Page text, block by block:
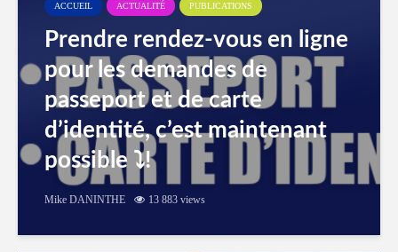
ACCUEIL ACTUALITÉ PUBLICATIONS
Prendre rendez-vous en ligne
pour les demandes de
passeport et de carte
d’identité, c’est maintenant
possible ⤵️!
Mike DANINTHE 13 883 views